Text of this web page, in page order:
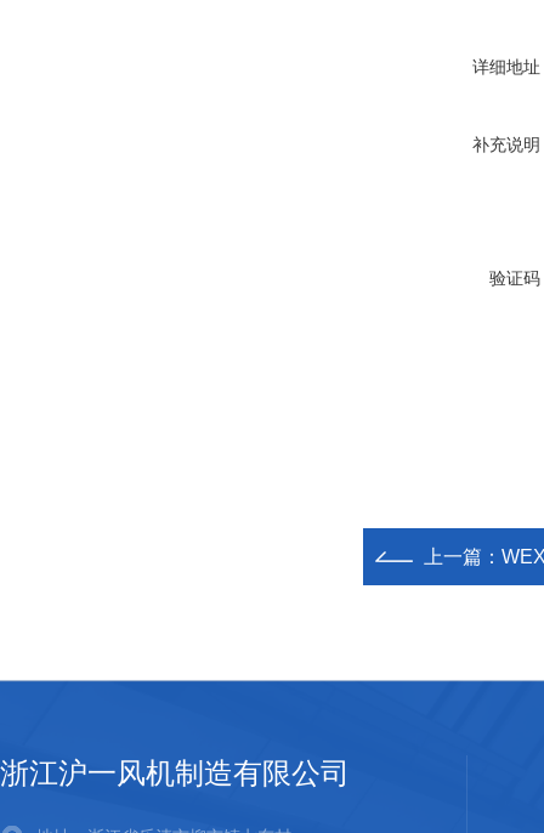
详细地址
补充说明
验证码
上一篇：
浙江沪一风机制造有限公司